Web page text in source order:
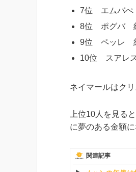
7位 エムバぺ
8位 ポグバ
9位 ペッレ
10位 スアレ
ネイマールはク
上位10人を見る
に夢のある金額に
関連記事